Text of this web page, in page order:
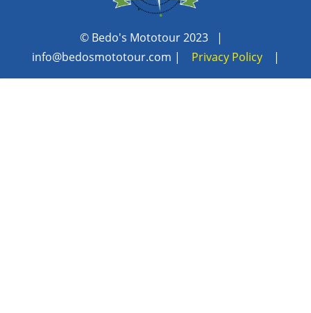
© Bedo's Mototour 2023 |
info@bedosmototour.com | Privacy Policy|